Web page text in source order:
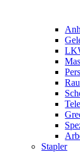
Stapler